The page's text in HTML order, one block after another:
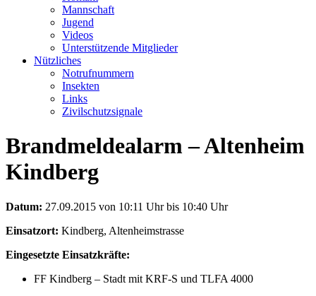
Mannschaft
Jugend
Videos
Unterstützende Mitglieder
Nützliches
Notrufnummern
Insekten
Links
Zivilschutzsignale
Brandmeldealarm – Altenheim
Kindberg
Datum: 27.09.2015 von 10:11 Uhr bis 10:40 Uhr
Einsatzort: Kindberg, Altenheimstrasse
Eingesetzte Einsatzkräfte:
FF Kindberg – Stadt mit KRF-S und TLFA 4000